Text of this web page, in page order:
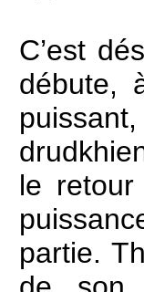
C’est
débute,
le retour
partie.